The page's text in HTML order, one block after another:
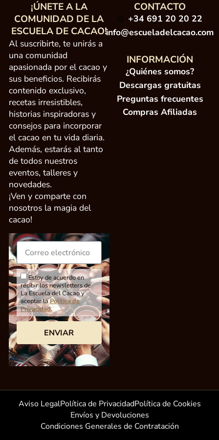
¡ÚNETE A LA
COMUNIDAD DE LA
ESCUELA DE CACAO!
Al suscribirte, te unirás a
una comunidad
apasionada por el cacao y
sus beneficios. Recibirás
contenido exclusivo,
recetas irresistibles,
historias inspiradoras y
consejos para incorporar
el cacao en tu vida diaria.
Además, estarás al tanto
de todos nuestros
eventos, talleres y
novedades.
¡Ven y comparte con
nosotros la magia del
cacao!
Estoy de acuerdo en
recibir los newsletters de
La Escuela del Cacao y
aceptar laPolítica de
Privacidad.
ENVIAR
CONTACTO
+34 691 20 20 22
info@escueladelcacao.com
INFORMACIÓN
¿Quiénes somos?
Descargas gratuitas
Preguntas frecuentes
Compras Afiliadas
Aviso LegalPolítica de PrivacidadPolítica de Cookies
Envíos y Devoluciones
Condiciones Generales de Contratación